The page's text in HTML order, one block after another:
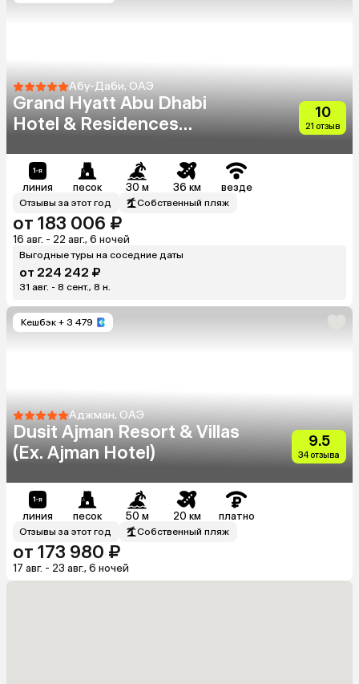
Абу-Даби, ОАЭ
Grand Hyatt Abu Dhabi
Hotel & Residences
10
21 отзыв
линия песок 30 м 36 км везде
Отзывы за этот год Собственный пляж
от 183 006 ₽
16 авг. - 22 авг., 6 ночей
Выгодные туры на соседние даты
от 224 242 ₽
31 авг. - 8 сент., 8 н.
Кешбэк + 3 479
Аджман, ОАЭ
Dusit Ajman Resort & Villas
(Ex. Ajman Hotel)
9.5
34 отзыва
линия песок 50 м 20 км платно
Отзывы за этот год Собственный пляж
от 173 980 ₽
17 авг. - 23 авг., 6 ночей